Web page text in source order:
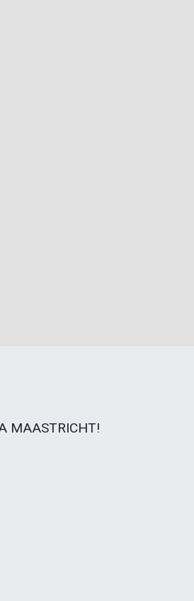
MAASTRICHT!